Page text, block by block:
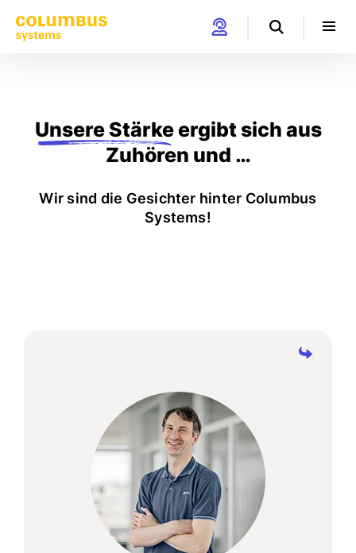
Unsere Stärkeergibt sich aus
Zuhören und …
Wir sind die Gesichter hinter Columbus
Systems!
Jeder Kunde hat seine eigenen
Anforderungen. Flexibel und lösungsorientiert
konnten wir bisher jede Aufgabe meistern